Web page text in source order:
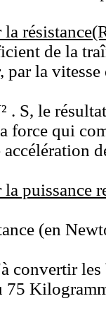
de la
la vitesse
. S, le
force qui
puissance
(en
convertir
75